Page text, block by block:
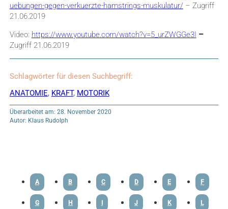
uebungen-gegen-verkuerzte-hamstrings-muskulatur/– Zugriff
21.06.2019
Video: https://www.youtube.com/watch?v=5_urZWGGe3I –
Zugriff 21.06.2019
Schlagwörter für diesen Suchbegriff:
ANATOMIE, KRAFT, MOTORIK
Überarbeitet am: 28. November 2020
Autor: Klaus Rudolph
A B C D E F
G H J K L